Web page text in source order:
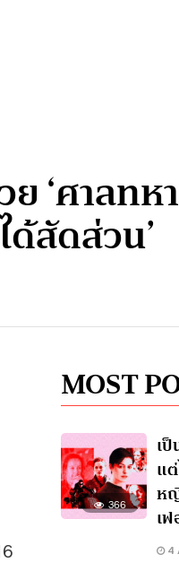
‘ศาลทห
สัดส่วน’
MOST
366
เ
แ
ห
เ
4